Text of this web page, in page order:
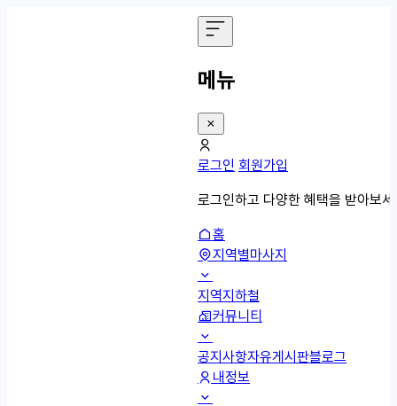
메뉴
로그인 회원가입
로그인하고 다양한 혜택을 받아보
홈
지역별마사지
지역지하철
커뮤니티
공지사항자유게시판블로그
내정보